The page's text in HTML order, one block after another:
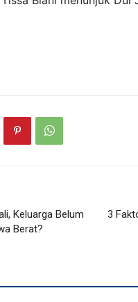
Keluarga Belum
Berat?
3